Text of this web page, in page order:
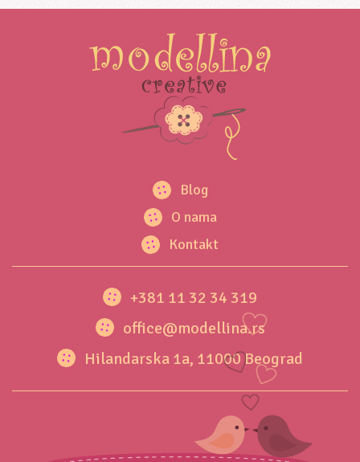
Blog
O nama
Kontakt
+381 11 32 34 319
office@modellina.rs
Hilandarska 1a, 11000 Beograd